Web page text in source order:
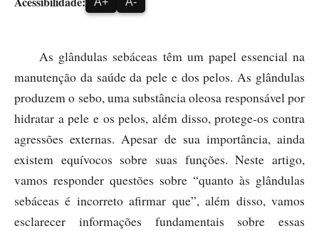
As glândulas sebáceas têm um papel essencial na
manutenção da saúde da pele e dos pelos. As glândulas
produzem o sebo, uma substância oleosa responsável por
hidratar a pele e os pelos, além disso, protege-os contra
agressões externas. Apesar de sua importância, ainda
existem equívocos sobre suas funções. Neste artigo,
vamos responder questões sobre “quanto às glândulas
sebáceas é incorreto afirmar que”, além disso, vamos
esclarecer informações fundamentais sobre essas